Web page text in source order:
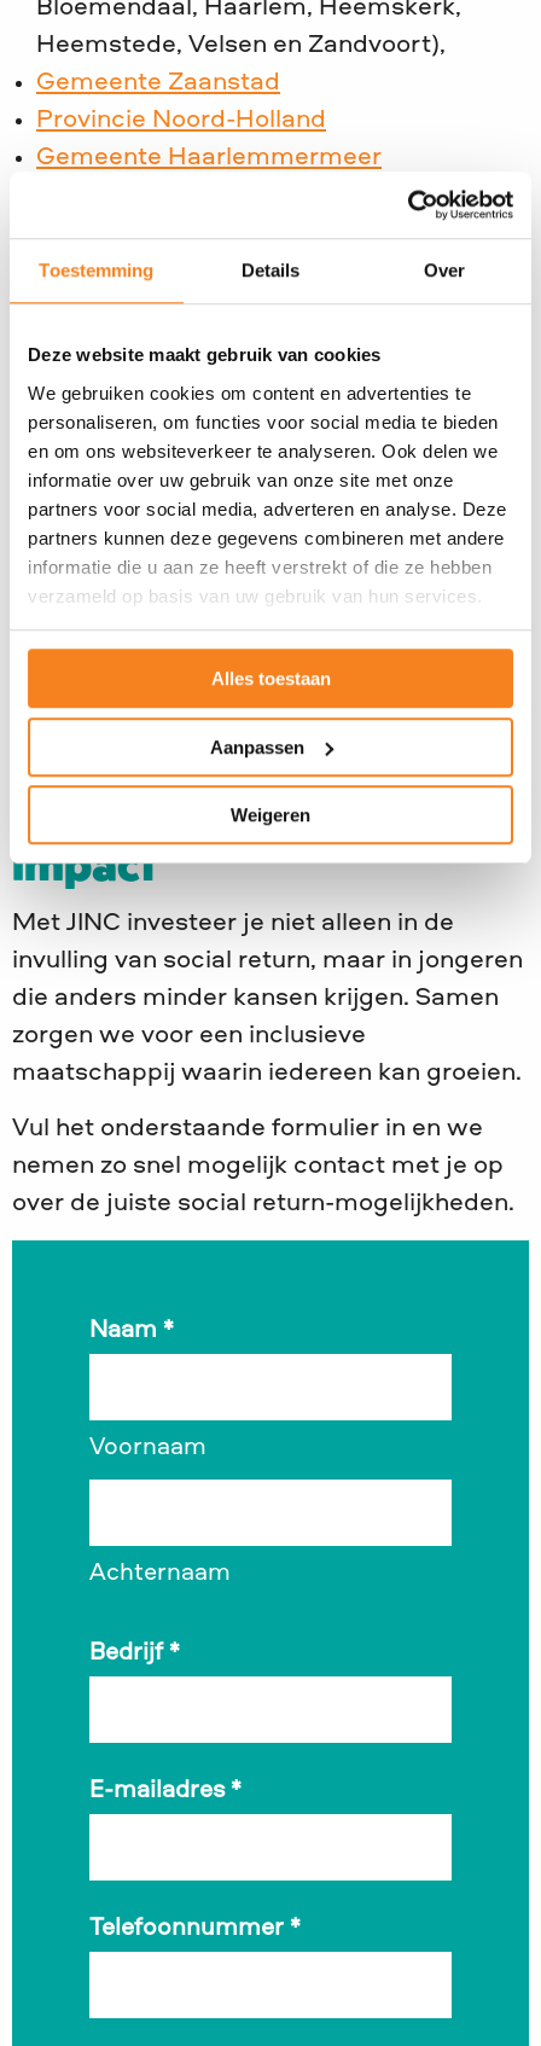
Toestemming Details Over
Deze website maakt gebruik van cookies
We gebruiken cookies om content en advertenties te
personaliseren, om functies voor social media te bieden
en om ons websiteverkeer te analyseren. Ook delen we
informatie over uw gebruik van onze site met onze
partners voor social media, adverteren en analyse. Deze
partners kunnen deze gegevens combineren met andere
informatie die u aan ze heeft verstrekt of die ze hebben
verzameld op basis van uw gebruik van hun services.
Alles toestaan
Aanpassen
Weigeren
Bloemendaal, Haarlem, Heemskerk,
Heemstede, Velsen en Zandvoort),
Gemeente Zaanstad
Provincie Noord-Holland
Gemeente Haarlemmermeer
Zuid-Limburg (Beek, Beekdaelen,
Heerlen, Maastricht, Meerssen,
Valkenburg aan de Geul en Voerendaal)
Arnhem
Hierdoor kunnen bedrijven met een social
return-verplichting of SROI-eis eenvoudig
via JINC invullen.
Werk je in een andere gemeente of
provincie? Wij checken direct wat daar
geldt — vaak zijn er ook mogelijkheden.
Invulling social return via
JINC – maak meetbare
impact
Met JINC investeer je niet alleen in de
invulling van social return, maar in jongeren
die anders minder kansen krijgen. Samen
zorgen we voor een inclusieve
maatschappij waarin iedereen kan groeien.
Vul het onderstaande formulier in en we
nemen zo snel mogelijk contact met je op
over de juiste social return-mogelijkheden.
Naam *
Voornaam
Achternaam
Bedrijf *
E-mailadres *
Telefoonnummer *